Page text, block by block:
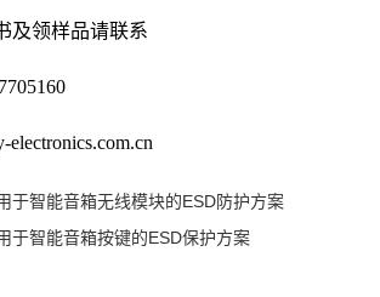
及领样品请联系
electronics.com.cn
于智能音箱无线模块的ESD防护方案
于智能音箱按键的ESD保护方案